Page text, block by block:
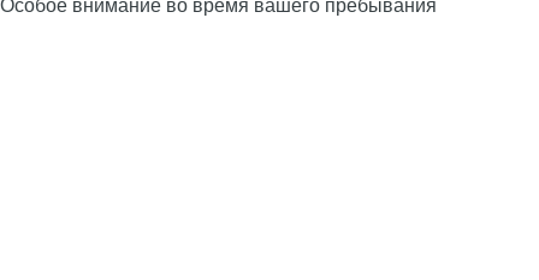
Особое внимание во время вашего пребывания